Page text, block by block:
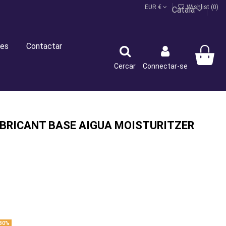
Català
EUR € Wishlist (0)
Contactar
Cercar Connectar-se
BASE AIGUA MOISTURITZER